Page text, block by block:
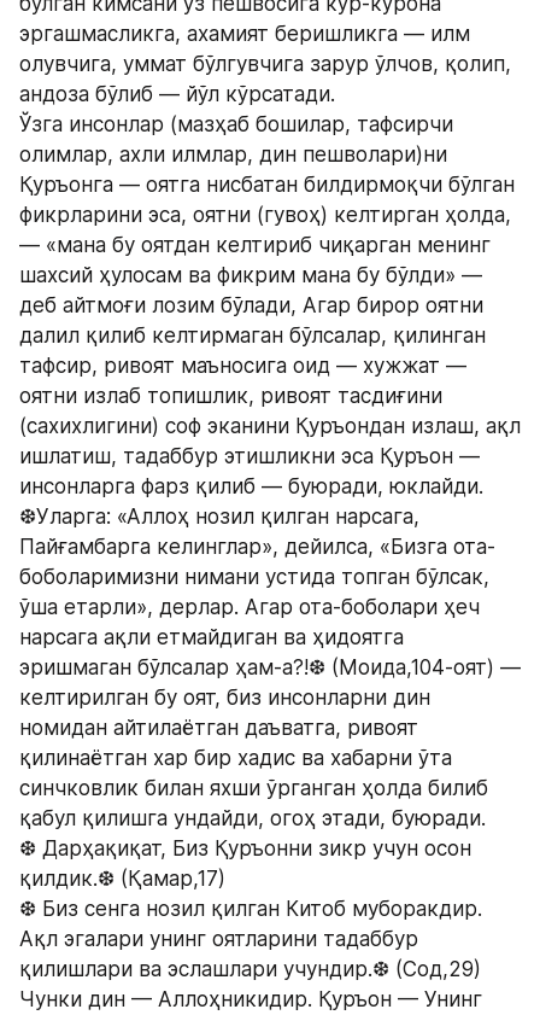
эргашмасликга, ахамият беришликга — илм
олувчига, уммат бўлгувчига зарур ўлчов, қолип,
андоза бўлиб — йўл кўрсатади.
Ўзга инсонлар (мазҳаб бошилар, тафсирчи
олимлар, ахли илмлар, дин пешволари)ни
Қуръонга — оятга нисбатан билдирмоқчи бўлган
фикрларини эса, оятни (гувоҳ) келтирган ҳолда,
— «мана бу оятдан келтириб чиқарган менинг
шахсий ҳулосам ва фикрим мана бу бўлди» —
деб айтмоғи лозим бўлади, Агар бирор оятни
далил қилиб келтирмаган бўлсалар, қилинган
тафсир, ривоят маъносига оид — хужжат —
оятни излаб топишлик, ривоят тасдиғини
(сахихлигини) соф эканини Қуръондан излаш, ақл
ишлатиш, тадаббур этишликни эса Қуръон —
инсонларга фарз қилиб — буюради, юклайди.
❆Уларга: «Аллоҳ нозил қилган нарсага,
Пайғамбарга келинглар», дейилса, «Бизга ота-
боболаримизни нимани устида топган бўлсак,
ўша етарли», дерлар. Агар ота-боболари ҳеч
нарсага ақли етмайдиган ва ҳидоятга
эришмаган бўлсалар ҳам-а?!❆ (Моида,104-оят) —
келтирилган бу оят, биз инсонларни дин
номидан айтилаётган даъватга, ривоят
қилинаётган хар бир хадис ва хабарни ўта
синчковлик билан яхши ўрганган ҳолда билиб
қабул қилишга ундайди, огоҳ этади, буюради.
❆ Дарҳақиқат, Биз Қуръонни зикр учун осон
қилдик.❆ (Қамар,17)
❆ Биз сенга нозил қилган Китоб муборакдир.
Ақл эгалари унинг оятларини тадаббур
қилишлари ва эслашлари учундир.❆ (Сод,29)
Чунки дин — Аллоҳникидир. Қуръон — Унинг